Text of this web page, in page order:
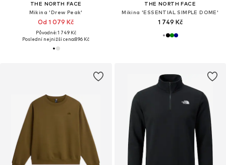
THE NORTH FACE
Mikina 'Drew Peak'
Od 1 079 Kč
Původně: 1 749 Kč
Poslední nejnižší cena:896 Kč
THE NORTH FACE
Mikina 'ESSENTIAL SIMPLE DOME'
1 749 Kč